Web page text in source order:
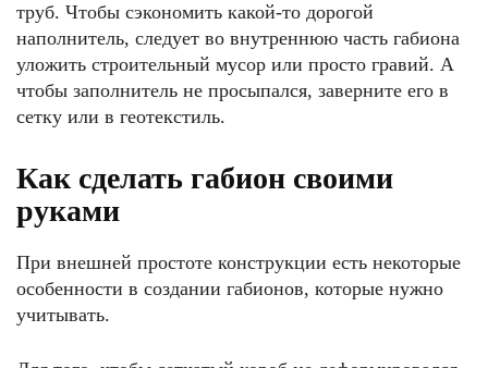
труб. Чтобы сэкономить какой-то дорогой
наполнитель, следует во внутреннюю часть габиона
уложить строительный мусор или просто гравий. А
чтобы заполнитель не просыпался, заверните его в
сетку или в геотекстиль.
Как сделать габион своими
руками
При внешней простоте конструкции есть некоторые
особенности в создании габионов, которые нужно
учитывать.